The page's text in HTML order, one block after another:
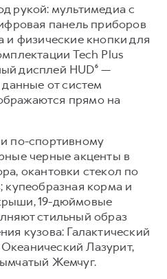
рукой: мультимедиа с
панель приборов
и физические кнопки для
Tech Plus
дисплей HUD⁶ —
от систем
прямо на
по-спортивному
черные акценты в
окантовки стекол по
купеобразная корма и
19-дюймовые
стильный образ
кузова: Галактический
Лазурит,
Жемчуг.